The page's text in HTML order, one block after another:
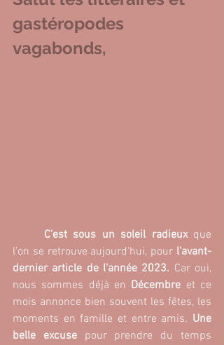
gastéropodes
vagabonds,
C'est sous un soleil radieux que
l'on se retrouve aujourd'hui, pour l'avant-
dernier article de l'année 2023. Car oui,
nous sommes déjà en Décembre et ce
mois annonce bien souvent les fêtes, les
moments en famille et entre amis. Une
belle excuse pour prendre du temps